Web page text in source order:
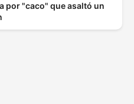
por "caco" que asaltó un